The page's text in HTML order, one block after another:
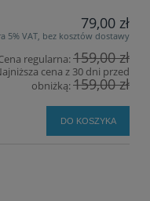
79,00 zł
5% VAT, bez kosztów dostawy
regularna:159,00 zł
cena z 30 dni przed
obniżką:159,00 zł
DO KOSZYKA